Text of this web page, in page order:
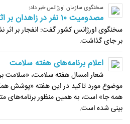
سخنگوی سازمان اورژانس خبر داد:
مصدومیت ۱۰ نفر در زاهدان بر اثر نشت گاز
بر جای گذاشت.
اعلام برنامه‌های هفته سلامت
شعار امسال هفته سلامت، «سلامت
موضوع مورد تاکید در این هفته «پوشش
همه جا» است، به همین منظور برنامه‌های
بینی شده است.